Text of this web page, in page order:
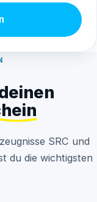
SRC und
du die wichtigsten